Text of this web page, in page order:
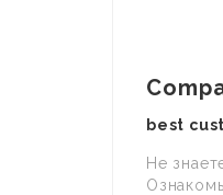
best
Не